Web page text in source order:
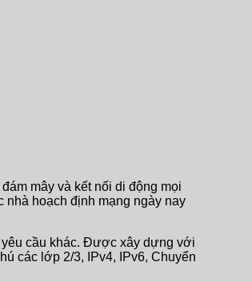
mây và kết nối di động mọi
nhà hoạch định mạng ngày nay
yêu cầu khác. Được xây dựng với
các lớp 2/3, IPv4, IPv6, Chuyển